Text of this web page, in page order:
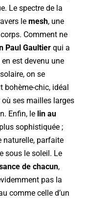
Le spectre de la
lemesh, une
Comment ne
Paul Gaultier qui a
est devenu une
on se
bohème-chic, idéal
ses mailles larges
Enfin, le lin au
sophistiquée ;
naturelle, parfaite
sous le soleil. Le
de chacun,
pas la
comme celle d’un